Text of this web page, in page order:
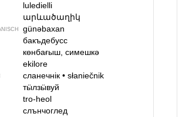
luledielli
արևածաղիկ
günəbaxan
бакъдебусс
көнбағыш, симешкә
ekilore
сланечнік • słaniečnik
тӹлзӹвуй
tro-heol
слънчоглед